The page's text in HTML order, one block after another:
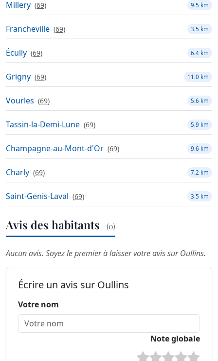
Millery (69) 9.5 km
Francheville (69) 3.5 km
Écully (69) 6.4 km
Grigny (69) 11.0 km
Vourles (69) 5.6 km
Tassin-la-Demi-Lune (69) 5.9 km
Champagne-au-Mont-d'Or (69) 9.6 km
Charly (69) 7.2 km
Saint-Genis-Laval (69) 3.5 km
Avis des habitants (0)
Aucun avis. Soyez le premier à laisser votre avis sur Oullins.
Écrire un avis sur Oullins
Votre nom
Note globale